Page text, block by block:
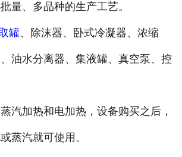
量、多品种的生产工艺。
罐、除沫器、卧式冷凝器、浓缩
油水分离器、集液罐、真空泵、控
汽加热和电加热，设备购买之后，
蒸汽就可使用。